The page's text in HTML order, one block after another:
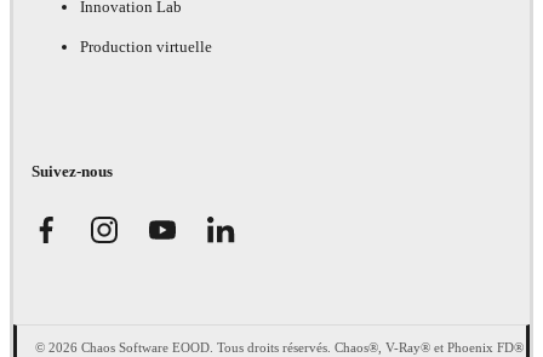
Innovation Lab
Production virtuelle
Suivez-nous
© 2026 Chaos Software EOOD. Tous droits réservés. Chaos®, V-Ray® et Phoenix FD®